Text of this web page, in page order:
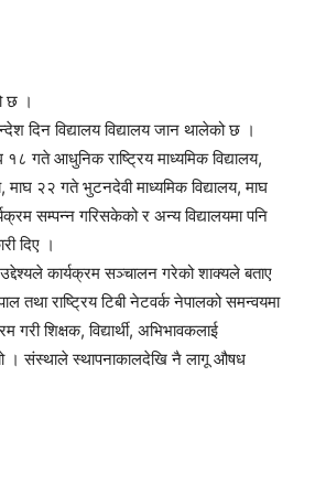
छ ।
दिन विद्यालय विद्यालय जान थालेको छ ।
गते आधुनिक राष्ट्रिय माध्यमिक विद्यालय,
माघ २२ गते भुटनदेवी माध्यमिक विद्यालय, माघ
सम्पन्न गरिसकेको र अन्य विद्यालयमा पनि
दिए ।
कार्यक्रम सञ्चालन गरेको शाक्यले बताए
तथा राष्ट्रिय टिबी नेटवर्क नेपालको समन्वयमा
शिक्षक, विद्यार्थी, अभिभावकलाई
। संस्थाले स्थापनाकालदेखि नै लागू औषध